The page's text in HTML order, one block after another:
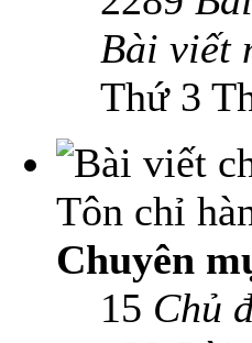
Bài viết
Thứ 3
Tôn chỉ
Chuyên
15 Chủ